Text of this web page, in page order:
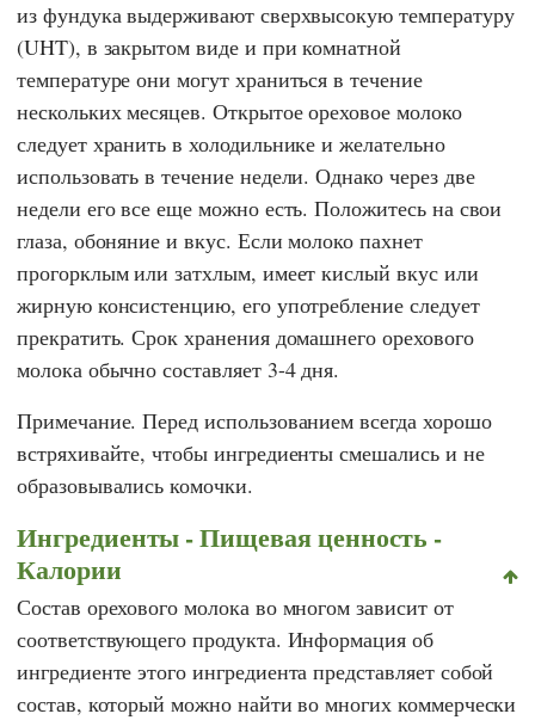
из фундука выдерживают сверхвысокую температуру
(UHT), в закрытом виде и при комнатной
температуре они могут храниться в течение
нескольких месяцев. Открытое ореховое молоко
следует хранить в холодильнике и желательно
использовать в течение недели. Однако через две
недели его все еще можно есть. Положитесь на свои
глаза, обоняние и вкус. Если молоко пахнет
прогорклым или затхлым, имеет кислый вкус или
жирную консистенцию, его употребление следует
прекратить. Срок хранения домашнего орехового
молока обычно составляет 3-4 дня.
Примечание. Перед использованием всегда хорошо
встряхивайте, чтобы ингредиенты смешались и не
образовывались комочки.
Ингредиенты - Пищевая ценность -
Калории
Состав орехового молока во многом зависит от
соответствующего продукта. Информация об
ингредиенте этого ингредиента представляет собой
состав, который можно найти во многих коммерчески